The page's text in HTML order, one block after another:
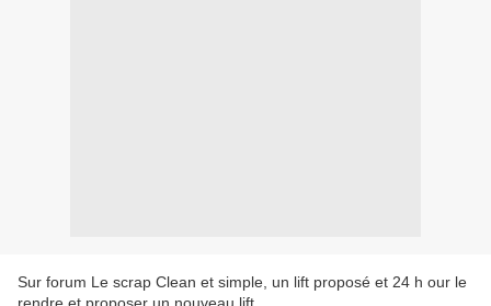
Sur forum Le scrap Clean et simple, un lift proposé et 24 h our le